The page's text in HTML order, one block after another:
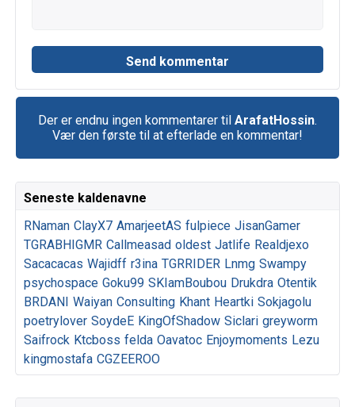
Der er endnu ingen kommentarer til ArafatHossin.
Vær den første til at efterlade en kommentar!
Seneste kaldenavne
RNaman ClayX7 AmarjeetAS fulpiece JisanGamer
TGRABHIGMR Callmeasad oldest Jatlife Realdjexo
Sacacacas Wajidff r3ina TGRRIDER Lnmg Swampy
psychospace Goku99 SKIamBoubou Drukdra Otentik
BRDANI Waiyan Consulting Khant Heartki Sokjagolu
poetrylover SoydeE KingOfShadow Siclari greyworm
Saifrock Ktcboss felda Oavatoc Enjoymoments Lezu
kingmostafa CGZEEROO